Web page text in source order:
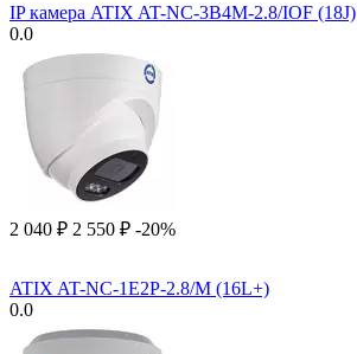
IP камера ATIX AT-NC-3B4M-2.8/IOF (18J)
0.0
2 040 ₽ 2 550 ₽ -20%
ATIX AT-NC-1E2P-2.8/M (16L+)
0.0